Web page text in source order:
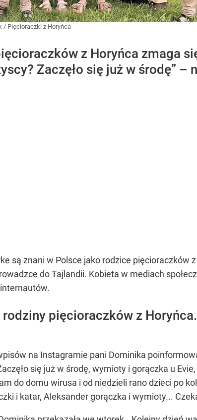
/ Pięcioraczki z Horyńca
z Horyńca zmaga
Zaczęło się już w środę” –
są znani w Polsce jako rodzice
do Tajlandii. Kobieta w mediach
pięcioraczków z
na Instagramie pani Dominika
się już w środę, wymioty i gorączka u
do domu wirusa i od niedzieli rano dzieci po
i katar, Aleksander gorączka i wymioty...